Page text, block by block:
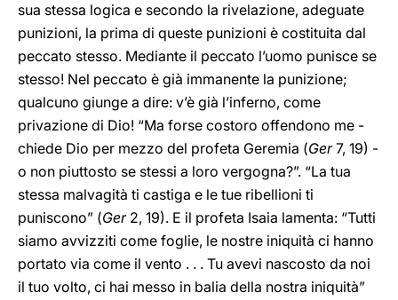
sua stessa logica e secondo la rivelazione, adeguate
punizioni, la prima di queste punizioni è costituita dal
peccato stesso. Mediante il peccato l’uomo punisce se
stesso! Nel peccato è già immanente la punizione;
qualcuno giunge a dire: v’è già l’inferno, come
privazione di Dio! “Ma forse costoro offendono me -
chiede Dio per mezzo del profeta Geremia (Ger7, 19) -
o non piuttosto se stessi a loro vergogna?”. “La tua
stessa malvagità ti castiga e le tue ribellioni ti
puniscono” (Ger2, 19). E il profeta Isaia lamenta: “Tutti
siamo avvizziti come foglie, le nostre iniquità ci hanno
portato via come il vento . . . Tu avevi nascosto da noi
il tuo volto, ci hai messo in balia della nostra iniquità”